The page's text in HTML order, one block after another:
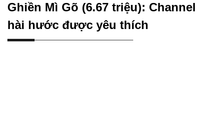
Ghiền Mì Gõ (6.67 triệu): Channel
hài hước được yêu thích